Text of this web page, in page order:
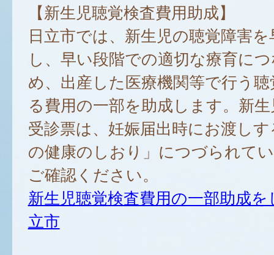
【新生児聴覚検査費用助成】
日立市では、新生児の聴覚障害
し、早い段階での適切な療育に
め、出産した医療機関等で行う
る費用の一部を助成します。新
受診票は、妊娠届出時にお渡し
の健康のしおり」につづられて
ご確認ください。
新生児聴覚検査費用の一部助成
立市